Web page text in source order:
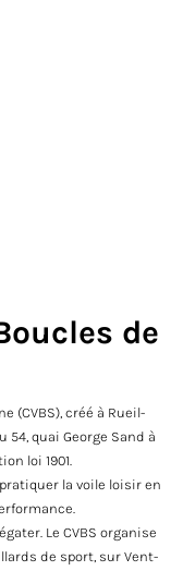
de
(CVBS), créé à Rueil-
54, quai George Sand à
loi 1901.
la voile loisir en
Le CVBS organise
de sport, sur Vent-